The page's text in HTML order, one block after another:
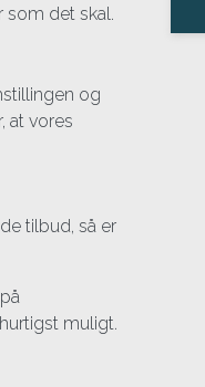
som det skal.
og
at vores
tilbud, så er
muligt.